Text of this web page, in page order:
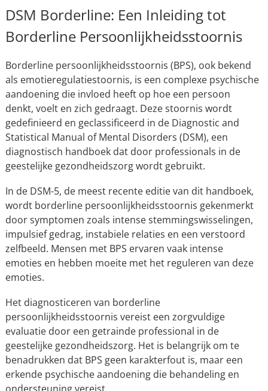
DSM Borderline: Een Inleiding tot
Borderline Persoonlijkheidsstoornis
Borderline persoonlijkheidsstoornis (BPS), ook bekend
als emotieregulatiestoornis, is een complexe psychische
aandoening die invloed heeft op hoe een persoon
denkt, voelt en zich gedraagt. Deze stoornis wordt
gedefinieerd en geclassificeerd in de Diagnostic and
Statistical Manual of Mental Disorders (DSM), een
diagnostisch handboek dat door professionals in de
geestelijke gezondheidszorg wordt gebruikt.
In de DSM-5, de meest recente editie van dit handboek,
wordt borderline persoonlijkheidsstoornis gekenmerkt
door symptomen zoals intense stemmingswisselingen,
impulsief gedrag, instabiele relaties en een verstoord
zelfbeeld. Mensen met BPS ervaren vaak intense
emoties en hebben moeite met het reguleren van deze
emoties.
Het diagnosticeren van borderline
persoonlijkheidsstoornis vereist een zorgvuldige
evaluatie door een getrainde professional in de
geestelijke gezondheidszorg. Het is belangrijk om te
benadrukken dat BPS geen karakterfout is, maar een
erkende psychische aandoening die behandeling en